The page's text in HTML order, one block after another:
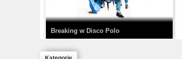
Breaking w Disco Polo